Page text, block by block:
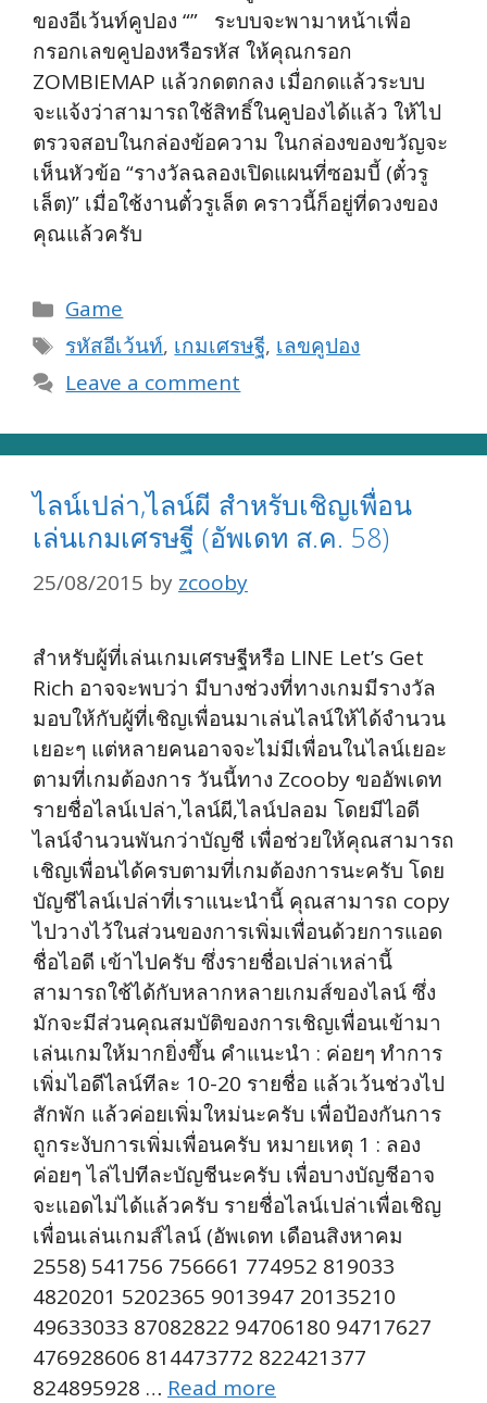
ของอีเว้นท์คูปอง “” ระบบจะพามาหน้าเพื่อ
กรอกเลขคูปองหรือรหัส ให้คุณกรอก
ZOMBIEMAP แล้วกดตกลง เมื่อกดแล้วระบบ
จะแจ้งว่าสามารถใช้สิทธิ์ในคูปองได้แล้ว ให้ไป
ตรวจสอบในกล่องข้อความ ในกล่องของขวัญจะ
เห็นหัวข้อ “รางวัลฉลองเปิดแผนที่ซอมบี้ (ตั๋วรู
เล็ต)” เมื่อใช้งานตั๋วรูเล็ต คราวนี้ก็อยู่ที่ดวงของ
คุณแล้วครับ
Categories
Game
Tags
รหัสอีเว้นท์, เกมเศรษฐี, เลขคูปอง
Leave a comment
ไลน์เปล่า,ไลน์ผี สำหรับเชิญเพื่อน
เล่นเกมเศรษฐี (อัพเดท ส.ค. 58)
25/08/2015 by zcooby
สำหรับผู้ที่เล่นเกมเศรษฐีหรือ LINE Let’s Get
Rich อาจจะพบว่า มีบางช่วงที่ทางเกมมีรางวัล
มอบให้กับผู้ที่เชิญเพื่อนมาเล่นไลน์ให้ได้จำนวน
เยอะๆ แต่หลายคนอาจจะไม่มีเพื่อนในไลน์เยอะ
ตามที่เกมต้องการ วันนี้ทาง Zcooby ขออัพเดท
รายชื่อไลน์เปล่า,ไลน์ผี,ไลน์ปลอม โดยมีไอดี
ไลน์จำนวนพันกว่าบัญชี เพื่อช่วยให้คุณสามารถ
เชิญเพื่อนได้ครบตามที่เกมต้องการนะครับ โดย
บัญชีไลน์เปล่าที่เราแนะนำนี้ คุณสามารถ copy
ไปวางไว้ในส่วนของการเพิ่มเพื่อนด้วยการแอด
ชื่อไอดี เข้าไปครับ ซึ่งรายชื่อเปล่าเหล่านี้
สามารถใช้ได้กับหลากหลายเกมส์ของไลน์ ซึ่ง
มักจะมีส่วนคุณสมบัติของการเชิญเพื่อนเข้ามา
เล่นเกมให้มากยิ่งขึ้น คำแนะนำ : ค่อยๆ ทำการ
เพิ่มไอดีไลน์ทีละ 10-20 รายชื่อ แล้วเว้นช่วงไป
สักพัก แล้วค่อยเพิ่มใหม่นะครับ เพื่อป้องกันการ
ถูกระงับการเพิ่มเพื่อนครับ หมายเหตุ 1 : ลอง
ค่อยๆ ไล่ไปทีละบัญชีนะครับ เพื่อบางบัญชีอาจ
จะแอดไม่ได้แล้วครับ รายชื่อไลน์เปล่าเพื่อเชิญ
เพื่อนเล่นเกมส์ไลน์ (อัพเดท เดือนสิงหาคม
2558) 541756 756661 774952 819033
4820201 5202365 9013947 20135210
49633033 87082822 94706180 94717627
476928606 814473772 822421377
824895928 … Read more